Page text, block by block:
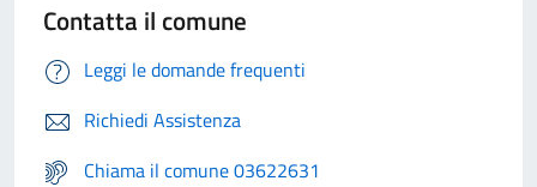
Contatta il comune
Leggi le domande frequenti
Richiedi Assistenza
Chiama il comune 03622631